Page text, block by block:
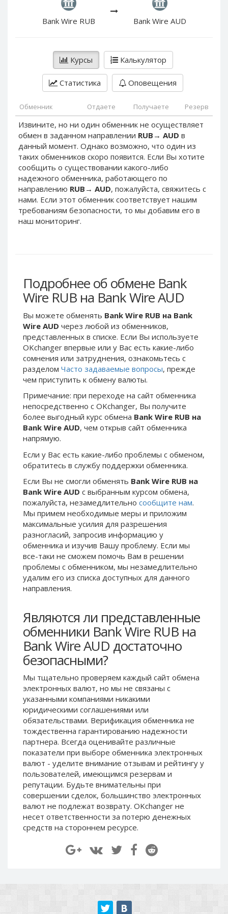
Bank Wire RUB Bank Wire AUD
Курсы Калькулятор
Статистика Оповещения
Обменник Отдаете Получаете Резерв
Извините, но ни один обменник не осуществляет
обмен в заданном направлении RUB → AUD в
данный момент. Однако возможно, что один из
таких обменников скоро появится. Если Вы хотите
сообщить о существовании какого-либо
надежного обменника, работающего по
направлению RUB → AUD, пожалуйста, свяжитесь с
нами. Если этот обменник соответствует нашим
требованиям безопасности, то мы добавим его в
наш мониторинг.
Подробнее об обмене Bank
Wire RUB на Bank Wire AUD
Вы можете обменять Bank Wire RUB на Bank
Wire AUD через любой из обменников,
представленных в списке. Если Вы используете
OKchanger впервые или у Вас есть какие-либо
сомнения или затруднения, ознакомьтесь с
разделом Часто задаваемые вопросы, прежде
чем приступить к обмену валюты.
Примечание: при переходе на сайт обменника
непосредственно c OKchanger, Вы получите
более выгодный курс обмена Bank Wire RUB на
Bank Wire AUD, чем открыв сайт обменника
напрямую.
Если у Вас есть какие-либо проблемы с обменом,
обратитесь в службу поддержки обменника.
Если Вы не смогли обменять Bank Wire RUB на
Bank Wire AUD с выбранным курсом обмена,
пожалуйста, незамедлительно сообщите нам.
Мы примем необходимые меры и приложим
максимальные усилия для разрешения
разногласий, запросив информацию у
обменника и изучив Вашу проблему. Если мы
все-таки не сможем помочь Вам в решении
проблемы c обменником, мы незамедлительно
удалим его из списка доступных для данного
направления.
Являются ли представленные
обменники Bank Wire RUB на
Bank Wire AUD достаточно
безопасными?
Мы тщательно проверяем каждый сайт обмена
электронных валют, но мы не связаны c
указанными компаниями никакими
юридическими соглашениями или
обязательствами. Верификация обменника не
тождественна гарантированию надежности
партнера. Всегда оценивайте различные
показатели при выборе обменника электронных
валют - уделите внимание отзывам и рейтингу у
пользователей, имеющимся резервам и
репутации. Будьте внимательны при
совершении сделок, большинство электронных
валют не подлежат возврату. OKchanger не
несет ответственности за потерю денежных
средств на стороннем ресурсе.
PayPal HKD
PayPal NZD
PayPal NOK
PayPal PLN
PayPal SEK
PayPal CHF
PayPal MYR
Webmoney WMZ
Webmoney WMR
Webmoney WME
Webmoney WMU
Webmoney WMK
Skril EUR
Skril INR
Skril PLN
Skril GBP
Skril AUD
Skril NOK
Skril SEK
Paxum USD
Paxum EUR
Epay USD
Epay EUR
Phone Balance RUB
Phone Balance UAH
Phone Balance AMD
Neteller USD
Neteller EUR
Neteller INR
Neteller PLN
Neteller GBP
Neteller NOK
Neteller SEK
PaySera EUR
PaySera PLN
AliPay CNY
UnionPay CNY
Paymer USD
Paymer RUB
Paymer UAH
Capitalist USD
Capitalist RUB
Capitalist EUR
Payoneer USD
Payoneer EUR
Revolut Binance USD
(BUSD)
Piastrix EUR
PayPal DKK
PayPal HKD
PayPal NZD
PayPal NOK
PayPal PLN
PayPal SEK
PayPal CHF
PayPal MYR
Webmoney WMZ
Webmoney WMR
Webmoney WME
Webmoney WMU
Webmoney WMK
Skril EUR
Skril INR
Skril PLN
Skril GBP
Skril AUD
Skril NOK
Paxum USD
Paxum EUR
Epay USD
Phone Balance RUB
Phone Balance UAH
Phone Balance AMD
Neteller USD
Neteller EUR
Neteller INR
Neteller PLN
Neteller GBP
Neteller NOK
PaySera EUR
PaySera PLN
AliPay CNY
Paymer USD
Paymer RUB
Paymer UAH
Capitalist USD
Capitalist RUB
Capitalist EUR
Payoneer USD
Payoneer EUR
Revolut Binance USD
(BUSD)
Revolut USD
Revolut GBP
Piastrix USD